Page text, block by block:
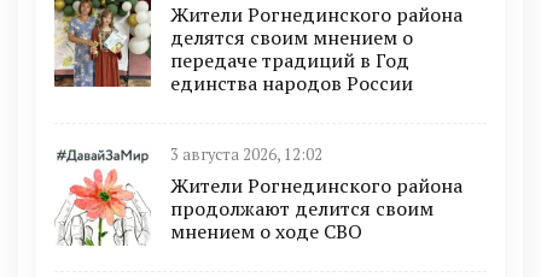
Жители Рогнединского района
делятся своим мнением о
передаче традиций в Год
единства народов России
3 августа 2026, 12:02
Жители Рогнединского района
продолжают делится своим
мнением о ходе СВО